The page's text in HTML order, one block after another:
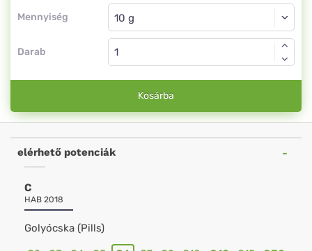
Mennyiség
Golyócska
Darab
Kosárba
elérhető potenciák
C
HAB 2018
Golyócska (Pills)